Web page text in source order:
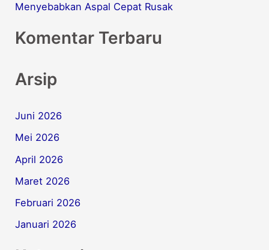
Menyebabkan Aspal Cepat Rusak
Komentar Terbaru
Arsip
Juni 2026
Mei 2026
April 2026
Maret 2026
Februari 2026
Januari 2026